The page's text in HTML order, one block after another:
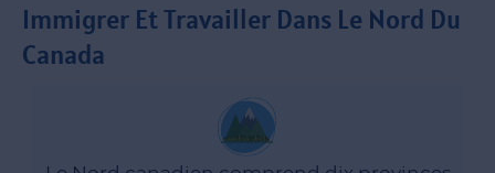
Immigrer Et Travailler Dans Le Nord Du
Canada
s'établir de façon permanente dans ces
territoires.